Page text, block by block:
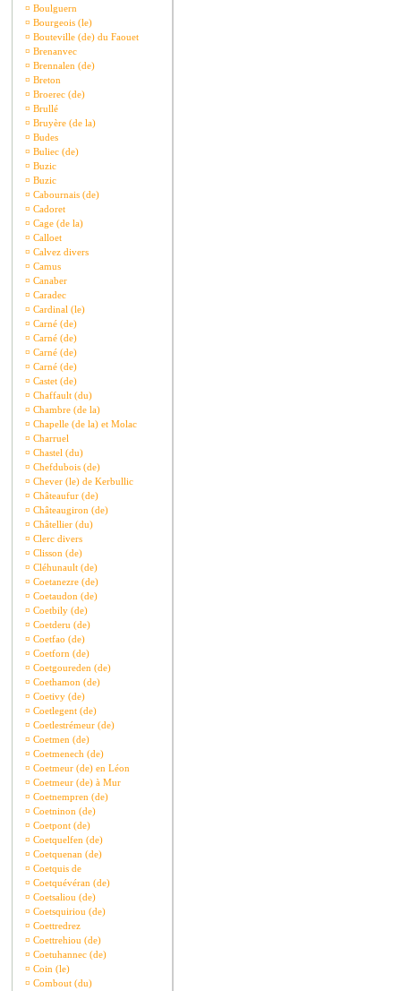
¤ Boulguern
¤ Bourgeois (le)
¤ Bouteville (de) du Faouet
¤ Brenanvec
¤ Brennalen (de)
¤ Breton
¤ Broerec (de)
¤ Brullé
¤ Bruyère (de la)
¤ Budes
¤ Buliec (de)
¤ Buzic
¤ Buzic
¤ Cabournais (de)
¤ Cadoret
¤ Cage (de la)
¤ Calloet
¤ Calvez divers
¤ Camus
¤ Canaber
¤ Caradec
¤ Cardinal (le)
¤ Carné (de)
¤ Carné (de)
¤ Carné (de)
¤ Carné (de)
¤ Castet (de)
¤ Chaffault (du)
¤ Chambre (de la)
¤ Chapelle (de la) et Molac
¤ Charruel
¤ Chastel (du)
¤ Chefdubois (de)
¤ Chever (le) de Kerbullic
¤ Châteaufur (de)
¤ Châteaugiron (de)
¤ Châtellier (du)
¤ Clerc divers
¤ Clisson (de)
¤ Cléhunault (de)
¤ Coetanezre (de)
¤ Coetaudon (de)
¤ Coetbily (de)
¤ Coetderu (de)
¤ Coetfao (de)
¤ Coetforn (de)
¤ Coetgoureden (de)
¤ Coethamon (de)
¤ Coetivy (de)
¤ Coetlegent (de)
¤ Coetlestrémeur (de)
¤ Coetmen (de)
¤ Coetmenech (de)
¤ Coetmeur (de) en Léon
¤ Coetmeur (de) à Mur
¤ Coetnempren (de)
¤ Coetninon (de)
¤ Coetpont (de)
¤ Coetquelfen (de)
¤ Coetquenan (de)
¤ Coetquis de
¤ Coetquévéran (de)
¤ Coetsaliou (de)
¤ Coetsquiriou (de)
¤ Coettredrez
¤ Coettrehiou (de)
¤ Coetuhannec (de)
¤ Coin (le)
¤ Combout (du)